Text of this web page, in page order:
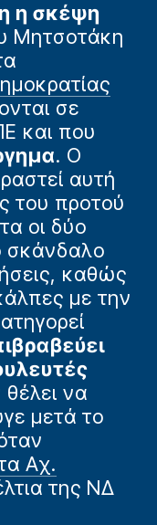
η σκέψη
Μητσοτάκη
σε
και που
. Ο
αυτή
του προτού
οι δύο
σκάνδαλο
καθώς
με την
να
μετά το
Αχ.
της ΝΔ